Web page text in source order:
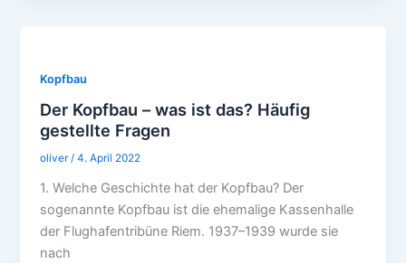
Kopfbau
Der Kopfbau – was ist das? Häufig
gestellte Fragen
oliver/4. April 2022
1. Welche Geschichte hat der Kopfbau? Der
sogenannte Kopfbau ist die ehemalige Kassenhalle
der Flughafentribüne Riem. 1937–1939 wurde sie
nach